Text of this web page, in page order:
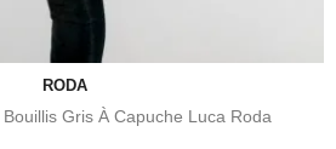
RODA
Gris À Capuche Luca Roda